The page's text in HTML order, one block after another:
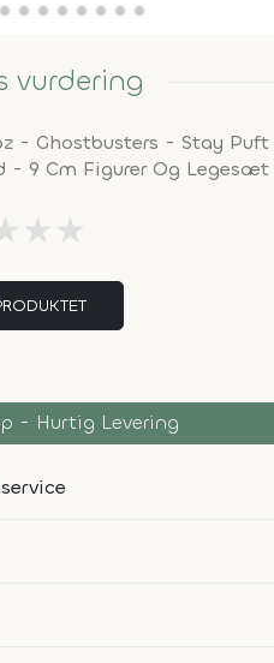
vurdering
- Ghostbusters - Stay Puft
- 9 Cm Figurer Og Legesæt
★ ★
- Hurtig Levering